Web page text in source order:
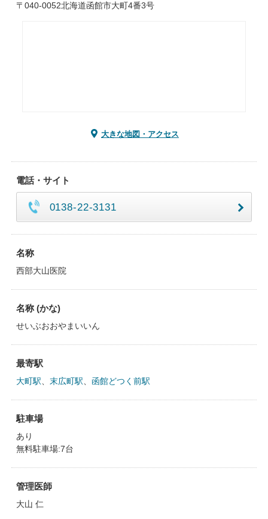
〒040-0052北海道函館市大町4番3号
大きな地図・アクセス
電話・サイト
0138-22-3131
名称
西部大山医院
名称 (かな)
せいぶおおやまいいん
最寄駅
大町駅 末広町駅 函館どつく前駅
駐車場
あり
無料駐車場:7台
管理医師
大山 仁